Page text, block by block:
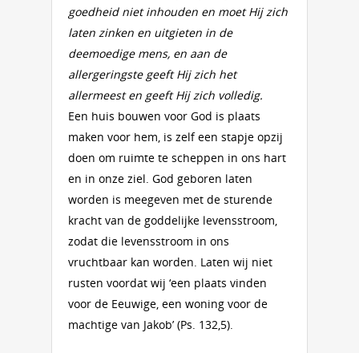
goedheid niet inhouden en moet Hij zich
laten zinken en uitgieten in de
deemoedige mens, en aan de
allergeringste geeft Hij zich het
allermeest en geeft Hij zich volledig.
Een huis bouwen voor God is plaats
maken voor hem, is zelf een stapje opzij
doen om ruimte te scheppen in ons hart
en in onze ziel. God geboren laten
worden is meegeven met de sturende
kracht van de goddelijke levensstroom,
zodat die levensstroom in ons
vruchtbaar kan worden. Laten wij niet
rusten voordat wij ‘een plaats vinden
voor de Eeuwige, een woning voor de
machtige van Jakob’ (Ps. 132,5).